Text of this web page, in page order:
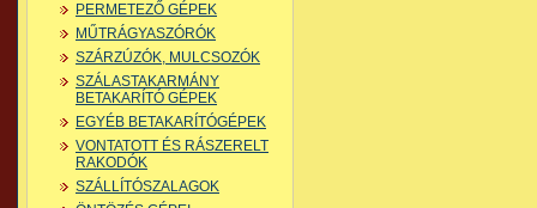
PERMETEZŐ GÉPEK
MŰTRÁGYASZÓRÓK
SZÁRZÚZÓK, MULCSOZÓK
SZÁLASTAKARMÁNY
BETAKARÍTÓ GÉPEK
EGYÉB BETAKARÍTÓGÉPEK
VONTATOTT ÉS RÁSZERELT
RAKODÓK
SZÁLLÍTÓSZALAGOK